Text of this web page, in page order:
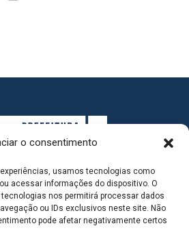
o consentimento
usamos tecnologias como
acessar informações do dispositivo. O
nos permitirá processar dados
ou IDs exclusivos neste site. Não
pode afetar negativamente certos